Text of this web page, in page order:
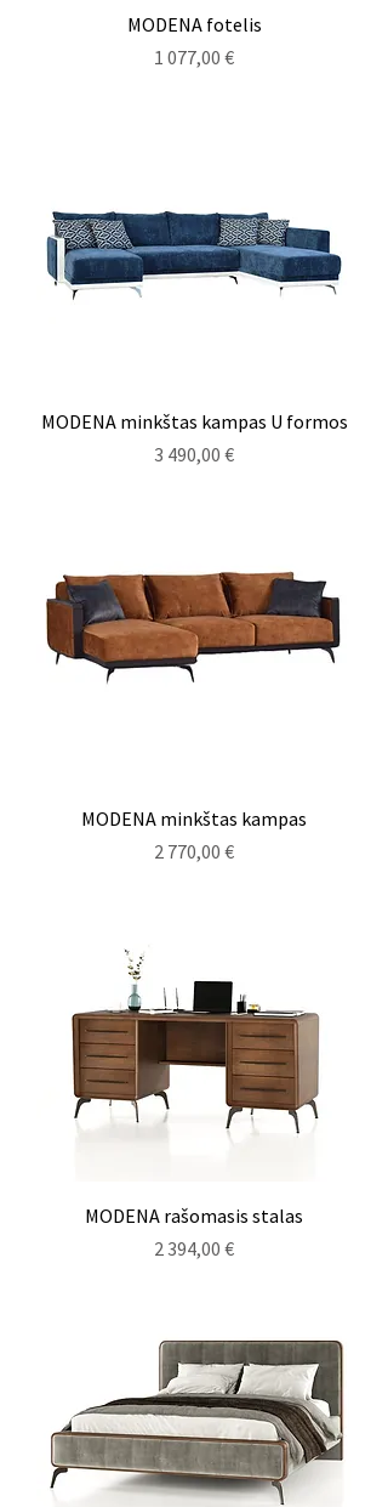
MODENA fotelis
Kaina
1 077,00 €
MODENA minkštas kampas U formos
Kaina
3 490,00 €
MODENA minkštas kampas
Kaina
2 770,00 €
MODENA rašomasis stalas
Kaina
2 394,00 €